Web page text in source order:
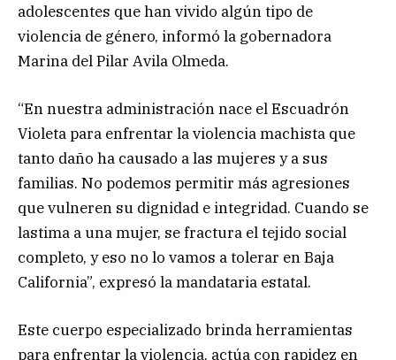
adolescentes que han vivido algún tipo de
violencia de género, informó la gobernadora
Marina del Pilar Avila Olmeda.
“En nuestra administración nace el Escuadrón
Violeta para enfrentar la violencia machista que
tanto daño ha causado a las mujeres y a sus
familias. No podemos permitir más agresiones
que vulneren su dignidad e integridad. Cuando se
lastima a una mujer, se fractura el tejido social
completo, y eso no lo vamos a tolerar en Baja
California”, expresó la mandataria estatal.
Este cuerpo especializado brinda herramientas
para enfrentar la violencia, actúa con rapidez en